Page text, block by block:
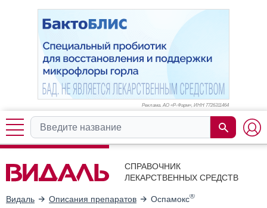
Реклама. АО «Р-Фарм», ИНН 7726311464
СПРАВОЧНИК
ЛЕКАРСТВЕННЫХ СРЕДСТВ
Видаль Описания препаратов Оспамокс®